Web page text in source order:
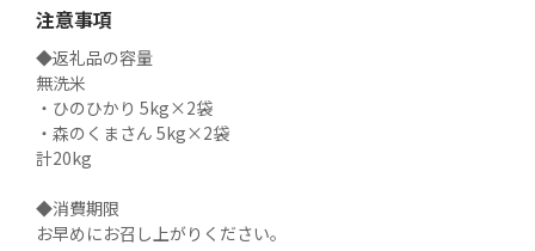
注意事項
◆返礼品の容量
無洗米
・ひのひかり 5kg×2袋
・森のくまさん 5kg×2袋
計20kg
◆消費期限
お早めにお召し上がりください。